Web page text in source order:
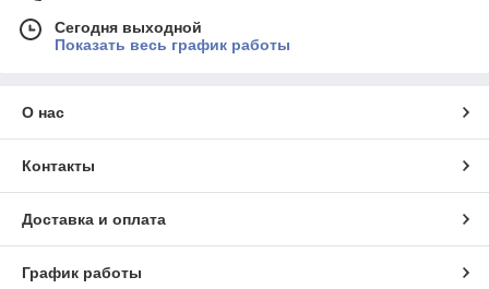
Сегодня выходной
Показать весь график работы
О нас
Контакты
Доставка и оплата
График работы